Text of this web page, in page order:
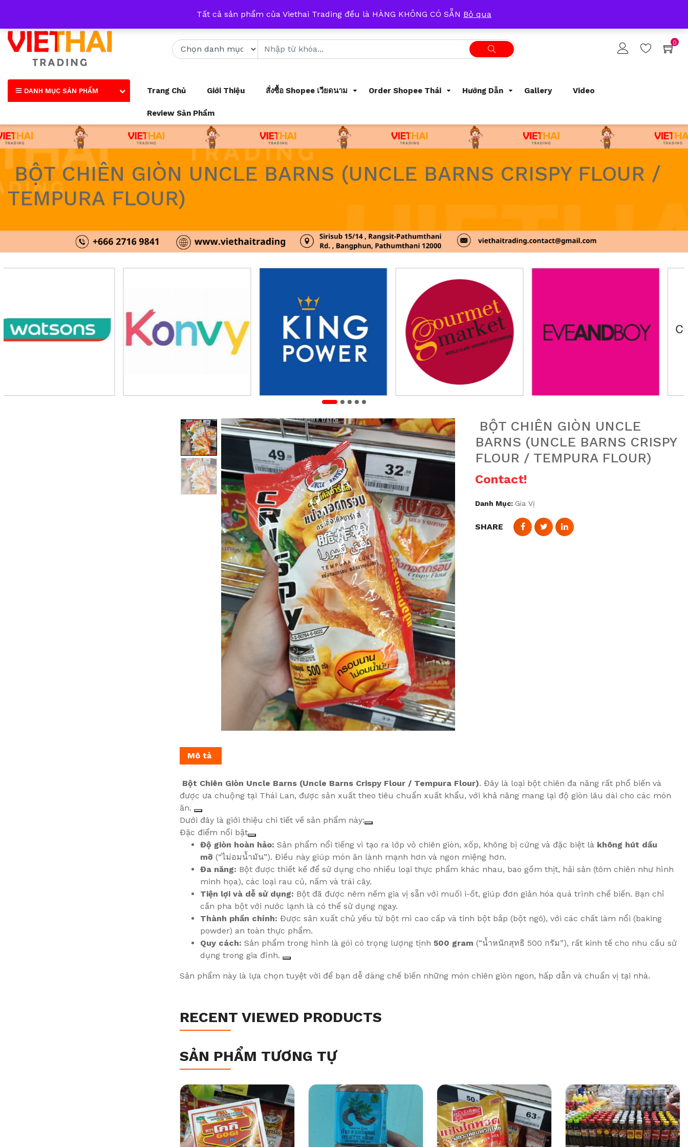
Nhận tư vấn qua tất cả các trang mạng xã hội và số điện thoại từ 8h đến 17h mỗi ngày
0
DANH MỤC SẢN PHẨM Trang Chủ Giới Thiệu สั่งซื้อ Shopee เวียดนาม Order Shopee Thái Hướng Dẫn Gallery Video
Review Sản Phẩm
BỘT CHIÊN GIÒN UNCLE BARNS (UNCLE BARNS CRISPY FLOUR /
TEMPURA FLOUR)
BỘT CHIÊN GIÒN UNCLE
BARNS (UNCLE BARNS CRISPY
FLOUR / TEMPURA FLOUR)
Contact!
Danh Mục: Gia Vị
SHARE
Mô tả
Bột Chiên Giòn Uncle Barns (Uncle Barns Crispy Flour / Tempura Flour). Đây là loại bột chiên đa năng rất phổ biến và
được ưa chuộng tại Thái Lan, được sản xuất theo tiêu chuẩn xuất khẩu, với khả năng mang lại độ giòn lâu dài cho các món
ăn.
Dưới đây là giới thiệu chi tiết về sản phẩm này:
Đặc điểm nổi bật
Độ giòn hoàn hảo: Sản phẩm nổi tiếng vì tạo ra lớp vỏ chiên giòn, xốp, không bị cứng và đặc biệt là không hút dầu
mỡ (“ไม่อมน้ำมัน”). Điều này giúp món ăn lành mạnh hơn và ngon miệng hơn.
Đa năng: Bột được thiết kế để sử dụng cho nhiều loại thực phẩm khác nhau, bao gồm thịt, hải sản (tôm chiên như hình
minh họa), các loại rau củ, nấm và trái cây.
Tiện lợi và dễ sử dụng: Bột đã được nêm nếm gia vị sẵn với muối i-ốt, giúp đơn giản hóa quá trình chế biến. Bạn chỉ
cần pha bột với nước lạnh là có thể sử dụng ngay.
Thành phần chính: Được sản xuất chủ yếu từ bột mì cao cấp và tinh bột bắp (bột ngô), với các chất làm nổi (baking
powder) an toàn thực phẩm.
Quy cách: Sản phẩm trong hình là gói có trọng lượng tịnh 500 gram (“น้ำหนักสุทธิ 500 กรัม”), rất kinh tế cho nhu cầu sử
dụng trong gia đình.
Sản phẩm này là lựa chọn tuyệt vời để bạn dễ dàng chế biến những món chiên giòn ngon, hấp dẫn và chuẩn vị tại nhà.
RECENT VIEWED PRODUCTS
SẢN PHẨM TƯƠNG TỰ
Tất cả sản phẩm của Viethai Trading đều là HÀNG KHÔNG CÓ SẴN Bỏ qua